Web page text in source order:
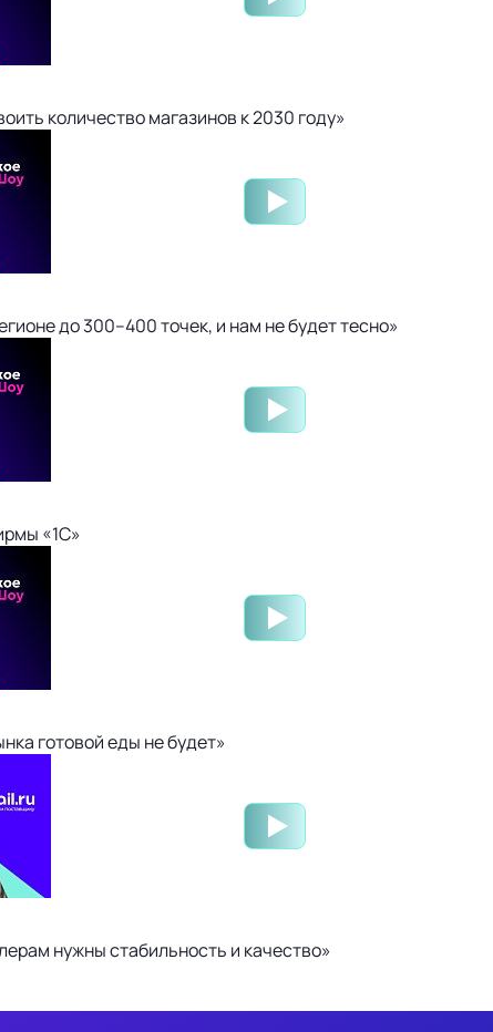
количество магазинов к 2030 году»
до 300–400 точек, и нам не будет тесно»
«1С»
готовой еды не будет»
нужны стабильность и качество»